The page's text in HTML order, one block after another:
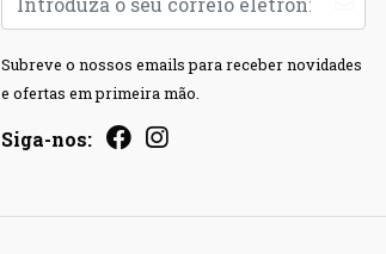
Subreve o nossos emails para receber novidades
e ofertas em primeira mão.
Siga-nos: